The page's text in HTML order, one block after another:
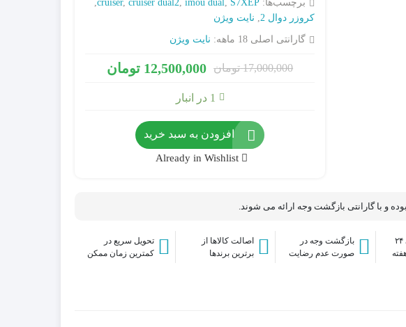
آداپتور / منبع تغذیه سوئیچینگ
سیستم های برق اضطراری (IPS & UPS)
جانبی
میکروفن
برچسب‌ها: cruiser,cruiser dual2 ,imou dual S7XEP
,
کروزر دوال 2
نایت ویژن
گارانتی اصلی 18 ماهه: نایت ویژن
17,000,000 تومان 12,500,000 تومان
1 در انبار
افزودن به سبد خرید
Already in Wishlist
و با گارانتی بازگشت وجه ارائه می شوند.
پشتیبانی عالی ۲۴
بازگشت وجه در
صورت عدم رضایت
اصالت کالاها از
برترین برندها
تحویل سریع در
کمترین زمان ممکن